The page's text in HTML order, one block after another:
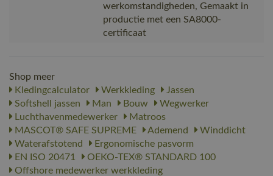
werkomstandigheden, Gemaakt in
productie met een SA8000-
certificaat
Shop meer
Kledingcalculator
Werkkleding
Jassen
Softshell jassen
Man Bouw
Wegwerker
Luchthavenmedewerker
Matroos
MASCOT® SAFE SUPREME
Ademend
Winddicht
Waterafstotend
Ergonomische pasvorm
EN ISO 20471
OEKO-TEX® STANDARD 100
Offshore medewerker werkkleding